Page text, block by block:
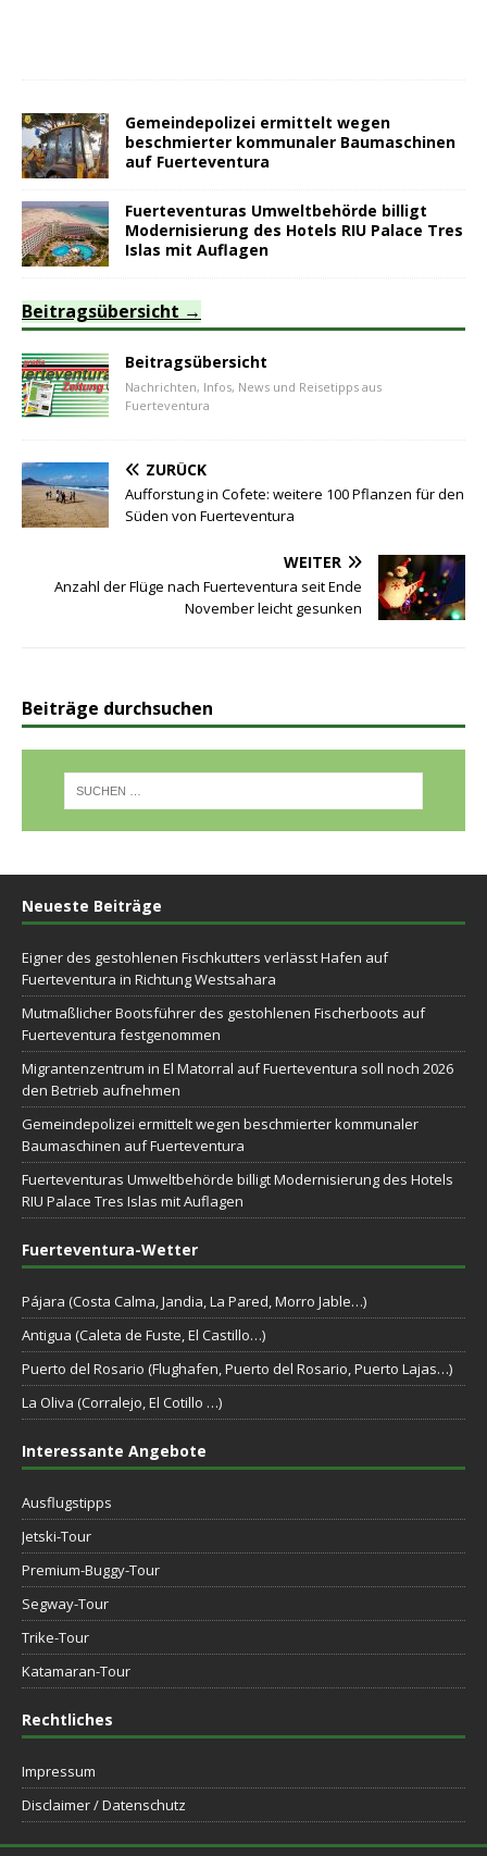
Gemeindepolizei ermittelt wegen
beschmierter kommunaler Baumaschinen
auf Fuerteventura
Fuerteventuras Umweltbehörde billigt
Modernisierung des Hotels RIU Palace Tres
Islas mit Auflagen
Beitragsübersicht
Beitragsübersicht
Nachrichten, Infos, News und Reisetipps aus
Fuerteventura
ZURÜCK
Aufforstung in Cofete: weitere 100 Pflanzen für den
Süden von Fuerteventura
WEITER
Anzahl der Flüge nach Fuerteventura seit Ende
November leicht gesunken
Beiträge durchsuchen
Neueste Beiträge
Eigner des gestohlenen Fischkutters verlässt Hafen auf
Fuerteventura in Richtung Westsahara
Mutmaßlicher Bootsführer des gestohlenen Fischerboots auf
Fuerteventura festgenommen
Migrantenzentrum in El Matorral auf Fuerteventura soll noch 2026
den Betrieb aufnehmen
Gemeindepolizei ermittelt wegen beschmierter kommunaler
Baumaschinen auf Fuerteventura
Fuerteventuras Umweltbehörde billigt Modernisierung des Hotels
RIU Palace Tres Islas mit Auflagen
Fuerteventura-Wetter
Pájara (Costa Calma, Jandia, La Pared, Morro Jable…)
Antigua (Caleta de Fuste, El Castillo…)
Puerto del Rosario (Flughafen, Puerto del Rosario, Puerto Lajas…)
La Oliva (Corralejo, El Cotillo …)
Interessante Angebote
Ausflugstipps
Jetski-Tour
Premium-Buggy-Tour
Segway-Tour
Trike-Tour
Katamaran-Tour
Rechtliches
Impressum
Disclaimer / Datenschutz